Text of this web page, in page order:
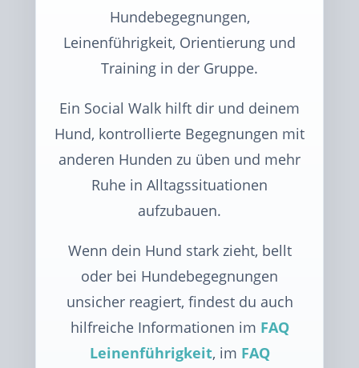
Hundebegegnungen,
Leinenführigkeit, Orientierung und
Training in der Gruppe.
Ein Social Walk hilft dir und deinem
Hund, kontrollierte Begegnungen mit
anderen Hunden zu üben und mehr
Ruhe in Alltagssituationen
aufzubauen.
Wenn dein Hund stark zieht, bellt
oder bei Hundebegegnungen
unsicher reagiert, findest du auch
hilfreiche Informationen im FAQ
Leinenführigkeit, im FAQ